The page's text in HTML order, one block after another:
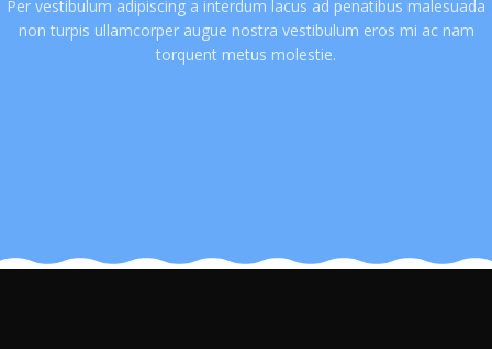
Per vestibulum adipiscing a interdum lacus ad penatibus malesuada
non turpis ullamcorper augue nostra vestibulum eros mi ac nam
torquent metus molestie.